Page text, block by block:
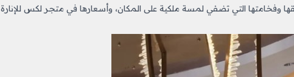
وفخامتها التي تضفي لمسة ملكية على المكان، وأسعارها في متجر لكس للإنارة 11362 ريال سعودي.